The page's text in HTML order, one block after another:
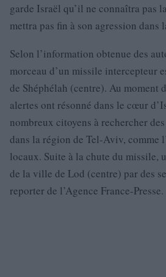
garde Israël qu’il ne connaîtra pas
mettra pas fin à son agression dans
Selon l’information obtenue des
morceau d’un missile intercepteur
de Shéphélah (centre). Au moment
alertes ont résonné dans le cœur
nombreux citoyens à rechercher
dans la région de Tel-Aviv, comme
locaux. Suite à la chute du missile,
de la ville de Lod (centre) par des
reporter de l’Agence France-Presse.